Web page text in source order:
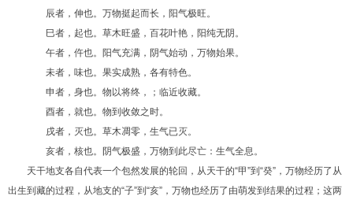
辰者，伸也。万物挺起而长，阳气极旺。
巳者，起也。草木旺盛，百花叶艳，阳纯无阴。
午者，仵也。阳气充满，阴气始动，万物始果。
未者，味也。果实成熟，各有特色。
申者，身也。物以将终，；临近收藏。
酉者，就也。物到收敛之时。
戌者，灭也。草木凋零，生气已灭。
亥者，核也。阴气极盛，万物到此尽亡：生气全息。
天干地支各自代表一个包然发展的轮回，从天干的“甲”到“癸”，万物经历了从
出生到藏的过程，从地支的“子”到“亥”，万物也经历了由萌发到结果的过程；这两